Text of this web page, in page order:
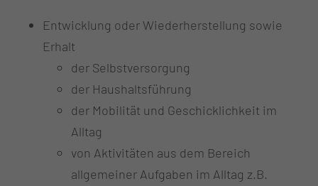
Entwicklung oder Wiederherstellung sowie
Erhalt
der Selbstversorgung
der Haushaltsführung
der Mobilität und Geschicklichkeit im
Alltag
von Aktivitäten aus dem Bereich
allgemeiner Aufgaben im Alltag z.B.